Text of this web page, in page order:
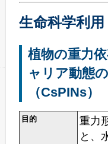
生命科学利用
植物の重力
ャリア動態
（CsPINs）
目的
重力
と、